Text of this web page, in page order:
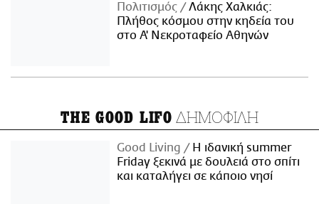
Πολιτισμός
Λάκης Χαλκιάς:
Πλήθος κόσμου στην κηδεία του
στο Α' Νεκροταφείο Αθηνών
THE GOOD LIFO ΔΗΜΟΦΙΛΗ
Good Living
Η ιδανική summer
Friday ξεκινά με δουλειά στο σπίτι
και καταλήγει σε κάποιο νησί